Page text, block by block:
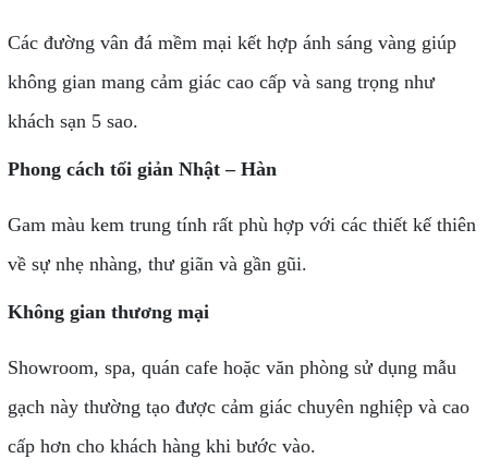
Các đường vân đá mềm mại kết hợp ánh sáng vàng giúp
không gian mang cảm giác cao cấp và sang trọng như
khách sạn 5 sao.
Phong cách tối giản Nhật – Hàn
Gam màu kem trung tính rất phù hợp với các thiết kế thiên
về sự nhẹ nhàng, thư giãn và gần gũi.
Không gian thương mại
Showroom, spa, quán cafe hoặc văn phòng sử dụng mẫu
gạch này thường tạo được cảm giác chuyên nghiệp và cao
cấp hơn cho khách hàng khi bước vào.